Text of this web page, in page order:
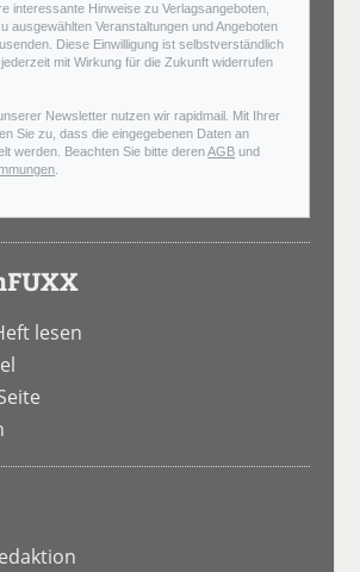
interessante Hinweise zu Verlagsangeboten,
ausgewählten Veranstaltungen und Angeboten
Diese Einwilligung ist selbstverständlich
mit Wirkung für die Zukunft widerrufen
Newsletter nutzen wir rapidmail. Mit Ihrer
Sie zu, dass die eingegebenen Daten an
werden. Beachten Sie bitte derenAGB und
lesen